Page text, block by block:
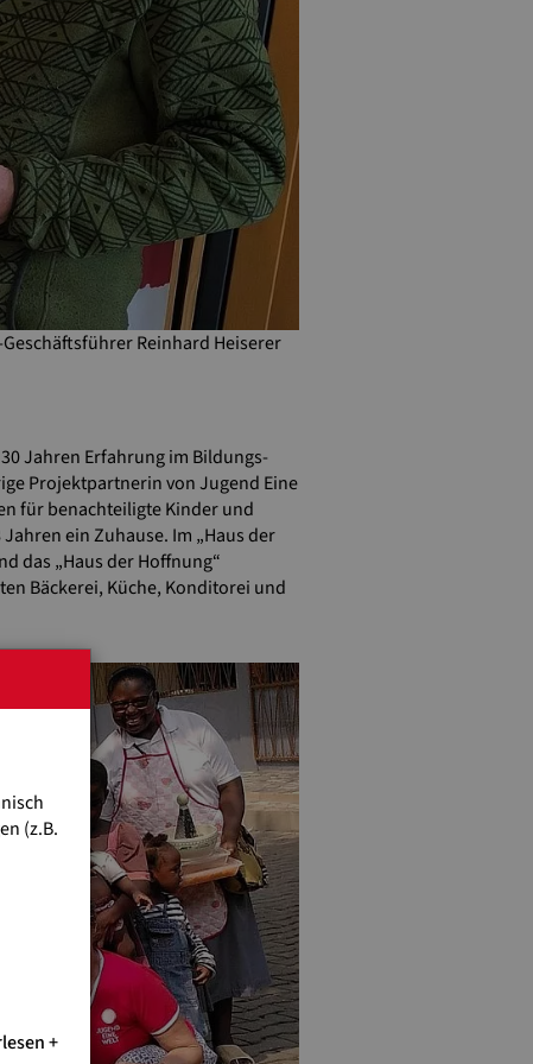
Reinhard Heiserer
Jahren Erfahrung im Bildungs-
Projektpartnerin von Jugend Eine
für benachteiligte Kinder und
ein Zuhause. Im „Haus der
das „Haus der Hoffnung“
Bäckerei, Küche, Konditorei und
(z.B.